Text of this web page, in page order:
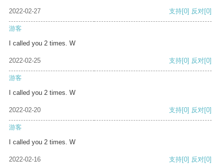
2022-02-27 支持[0] 反对[0]
游客
I called you 2 times. W
2022-02-25 支持[0] 反对[0]
游客
I called you 2 times. W
2022-02-20 支持[0] 反对[0]
游客
I called you 2 times. W
2022-02-16 支持[0] 反对[0]